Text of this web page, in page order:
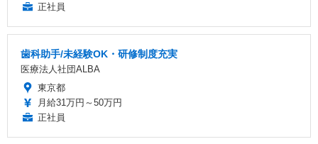
正社員
歯科助手/未経験OK・研修制度充実
医療法人社団ALBA
東京都
月給31万円～50万円
正社員